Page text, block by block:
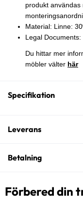
produkt
Material: Linne:
Legal Documents:
Du hittar mer
möbler välter här
Specifikation
Leverans
Betalning
Förbered din